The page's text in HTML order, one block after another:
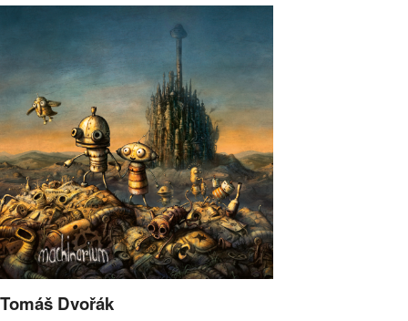
Tomáš Dvořák